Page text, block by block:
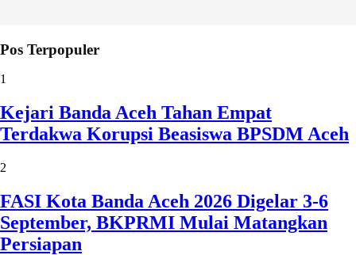
Pos Terpopuler
1
Kejari Banda Aceh Tahan Empat
Terdakwa Korupsi Beasiswa BPSDM Aceh
2
FASI Kota Banda Aceh 2026 Digelar 3-6
September, BKPRMI Mulai Matangkan
Persiapan